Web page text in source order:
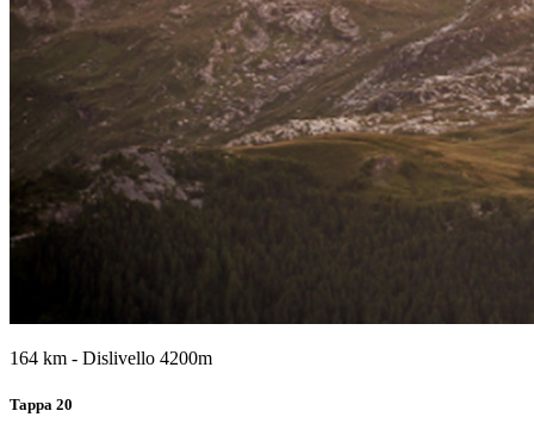
164 km - Dislivello 4200m
Tappa 20